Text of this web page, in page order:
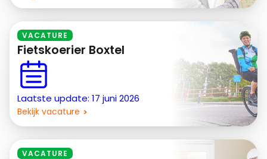
VACATURE
Fietskoerier Boxtel
Laatste update: 17 juni 2026
Bekijk vacature
VACATURE